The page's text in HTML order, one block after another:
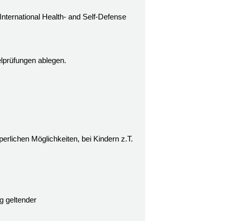
Health- and Self-Defense
ablegen.
Möglichkeiten, bei Kindern z.T.
geltender